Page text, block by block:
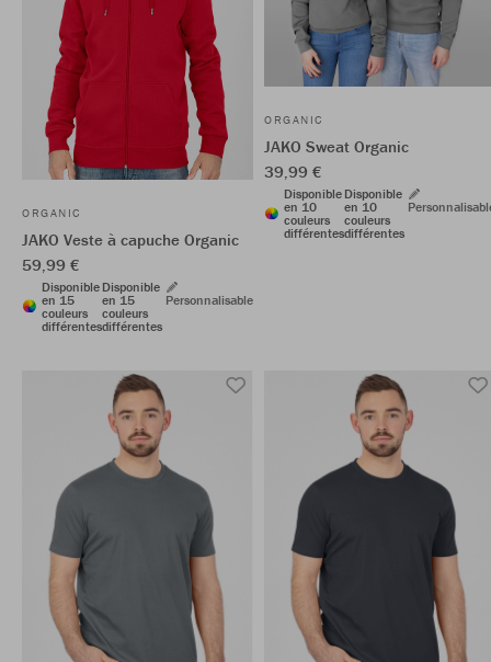
ORGANIC
JAKO Veste à capuche Organic
59,99 €
Disponible
en 15
couleurs
différentes
Disponible
en 15
couleurs
différentes
Personnalisable
ORGANIC
JAKO Sweat Organic
39,99 €
Disponible
en 10
couleurs
différentes
Disponible
en 10
couleurs
différentes